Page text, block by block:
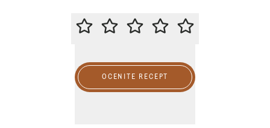
MOLIMO DA OCENITE OVAJ
OCENITE RECEPT